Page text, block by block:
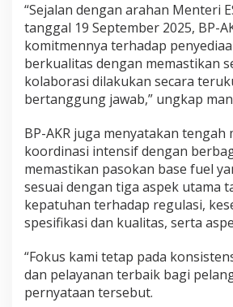
i
h
e
n
i
m
n
g
“Sejalan dengan arahan Menteri
tanggal 19 September 2025, BP-
komitmennya terhadap
berkualitas dengan memastikan
kolaborasi dilakukan secara
bertanggung jawab,” ungkap
BP-AKR juga menyatakan tengah
koordinasi intensif dengan
memastikan pasokan base fuel
sesuai dengan tiga aspek utama
kepatuhan terhadap regulasi,
spesifikasi dan kualitas, serta
“Fokus kami tetap pada
dan pelayanan terbaik bagi
pernyataan tersebut.